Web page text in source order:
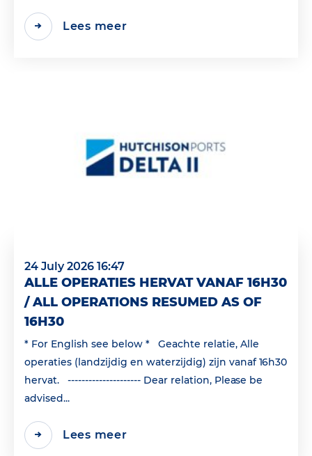
Lees meer
24 July 2026 16:47
ALLE OPERATIES HERVAT VANAF 16H30
/ ALL OPERATIONS RESUMED AS OF
16H30
* For English see below * Geachte relatie, Alle
operaties (landzijdig en waterzijdig) zijn vanaf 16h30
hervat. --------------------- Dear relation, Please be
advised...
Lees meer